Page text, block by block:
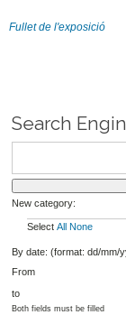
Fullet de l'exposició
Search
New category:
Select All None
By date: (format: dd/mm/
From
to
Both fields must be filled